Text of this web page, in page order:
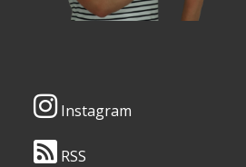
Instagram
RSS